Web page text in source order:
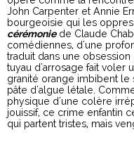
John Carpenter et Annie
bourgeoisie qui les
cérémoniede Claude
comédiennes, d'une
traduit dans une
tuyau d'arrosage fait voler
granité orange imbibent le
pâte d'algue létale.
physique d'une colère
jouissif, ce crime enfantin
qui partent tristes, mais